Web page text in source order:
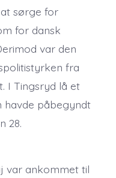
sørge for
for dansk
var den
fra
I Tingsryd lå et
havde påbegyndt
28.
var ankommet til